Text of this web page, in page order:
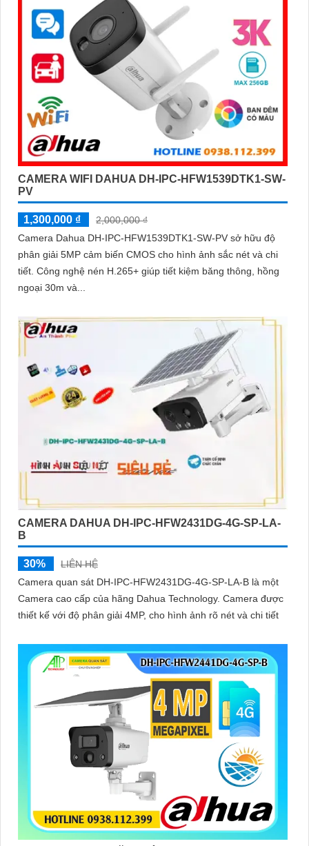
CAMERA WIFI DAHUA DH-IPC-HFW1539DTK1-SW-
PV
1,300,000 ₫
2,000,000 ₫
Camera Dahua DH-IPC-HFW1539DTK1-SW-PV sở hữu độ
phân giải 5MP cảm biến CMOS cho hình ảnh sắc nét và chi
tiết. Công nghệ nén H.265+ giúp tiết kiệm băng thông, hồng
ngoại 30m và...
CAMERA DAHUA DH-IPC-HFW2431DG-4G-SP-LA-
B
30%
LIÊN HỆ
Camera quan sát DH-IPC-HFW2431DG-4G-SP-LA-B là một
Camera cao cấp của hãng Dahua Technology. Camera được
thiết kế với độ phân giải 4MP, cho hình ảnh rõ nét và chi tiết